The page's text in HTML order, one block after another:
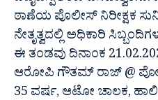
ಠಾಣೆಯ ಪೊಲೀಸ್ ನಿರೀಕ್ಷಕ
ನೇತೃತ್ವದಲ್ಲಿ ಅಧಿಕಾರಿ
ಈ ತಂಡವು ದಿನಾಂಕ
ಆರೋಪಿ ಗೌತಮ್ ರಾಜ್ @ ಪೋತ
35 ವರ್ಷ, ಆಟೋ ಚಾಲಕ,